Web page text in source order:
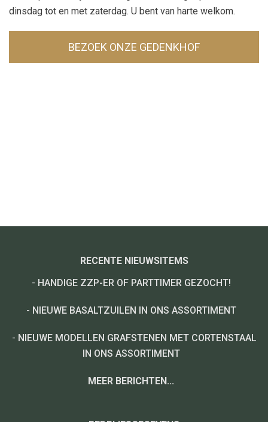
dinsdag tot en met zaterdag. U bent van harte welkom.
BEZOEK ONZE GEDENKHOF
RECENTE NIEUWSITEMS
- HANDIGE ZZP-ER OF PARTTIMER GEZOCHT!
- NIEUWE BASALTZUILEN IN ONS ASSORTIMENT
- NIEUWE MODELLEN GRAFSTENEN MET CORTENSTAAL
IN ONS ASSORTIMENT
MEER BERICHTEN...